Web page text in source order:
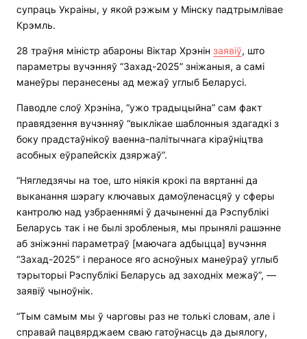
супраць Украіны, у якой рэжым у Мінску падтрымлівае
Крэмль.
28 траўня міністр абароны Віктар Хрэнін заявіў, што
параметры вучэнняў “Захад-2025” зніжаныя, а самі
манеўры перанесены ад межаў углыб Беларусі.
Паводле слоў Хрэніна, “ужо традыцыйна” сам факт
правядзення вучэнняў “выклікае шаблонныя здагадкі з
боку прадстаўнікоў ваенна-палітычнага кіраўніцтва
асобных еўрапейскіх дзяржаў”.
“Нягледзячы на тое, што ніякія крокі па вяртанні да
выканання шэрагу ключавых дамоўленасцяў у сферы
кантролю над узбраеннямі ў дачыненні да Рэспублікі
Беларусь так і не былі зробленыя, мы прынялі рашэнне
аб зніжэнні параметраў [маючага адбыцца] вучэння
“Захад-2025″ і пераносе яго асноўных манеўраў углыб
тэрыторыі Рэспублікі Беларусь ад заходніх межаў”, —
заявіў чыноўнік.
“Тым самым мы ў чарговы раз не толькі словам, але і
справай пацвярджаем сваю гатоўнасць да дыялогу,